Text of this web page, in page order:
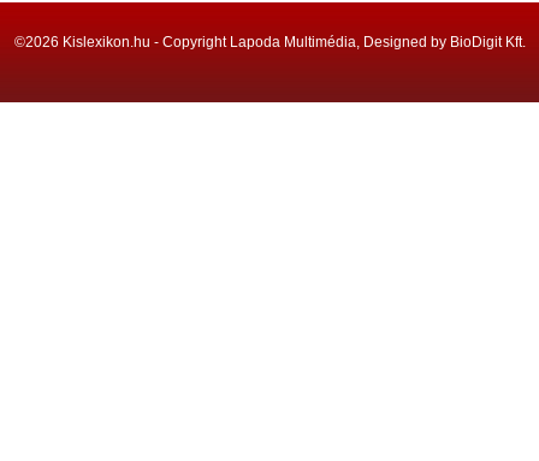
©2026 Kislexikon.hu - Copyright Lapoda Multimédia, Designed by BioDigit Kft.